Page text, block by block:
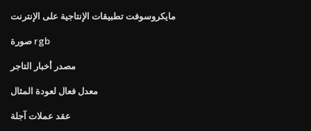
مايكروسوفت تطبيقات الإنتاجية على الإنترنت
صورة rgb
مصدر أخبار التاجر
معدل فعال لعودة المثال
عقد عملات آجلة